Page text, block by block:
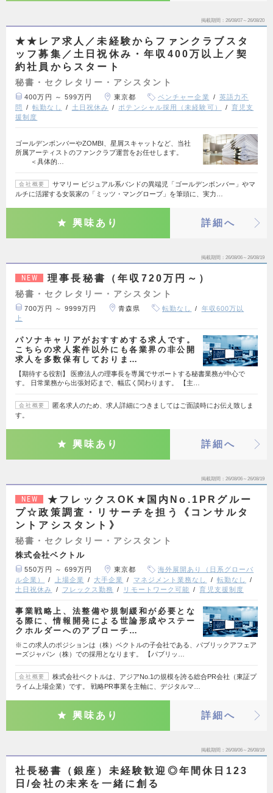
掲載期間 26/08/07～26/08/20
★★レア求人／未経験からファンクラブスタ
ッフ募集／土日祝休み・年収400万以上／契
約社員からスタート
秘書・セクレタリー・アシスタント
400万円 ～ 599万円 東京都 ベンチャー企業
英語力不
問
転勤なし 土日祝休み ポテンシャル採用（未経験可）
育児支
援制度
ゴールデンボンバーやZOMBI、星屑スキャットなど、当社
所属アーティストのファンクラブ運営をお任せします。
＜具体的…
会社概要
サマリー ビジュアル系バンドの異端児「ゴールデンボンバー」やマ
ルチに活躍する女装家の「ミッツ・マングローブ」を筆頭に、実力…
興味あり 詳細へ
掲載期間 26/08/06～26/08/19
NEW 理事長秘書（年収720万円～）
秘書・セクレタリー・アシスタント
700万円 ～ 9999万円 青森県 転勤なし
年収600万以
上
パソナキャリアがおすすめする求人です。
こちらの求人案件以外にも各業界の非公開
求人を多数保有しておりま…
【期待する役割】 医療法人の理事長を専属でサポートする秘書業務が中心で
す。 日常業務から出張対応まで、幅広く関わります。 【主…
会社概要
匿名求人のため、求人詳細につきましてはご面談時にお伝え致しま
す。
興味あり 詳細へ
掲載期間 26/08/06～26/08/19
NEW
★フレックスOK★国内No.1PRグルー
プ☆政策調査・リサーチを担う《コンサルタ
ントアシスタント》
秘書・セクレタリー・アシスタント
株式会社ベクトル
550万円 ～ 699万円 東京都
海外展開あり（日系グローバ
ル企業）
上場企業 大手企業 マネジメント業務なし
転勤なし
土日祝休み
フレックス勤務 リモートワーク可能 育児支援制度
事業戦略上、法整備や規制緩和が必要とな
る際に、情報開発による世論形成やステー
クホルダーへのアプローチ…
※この求人のポジションは（株）ベクトルの子会社である、パブリックアフェア
ーズジャパン（株）での採用となります。 【パブリッ…
会社概要
株式会社ベクトルは、アジアNo.1の規模を誇る総合PR会社（東証プ
ライム上場企業）です。 戦略PR事業を主軸に、デジタルマ…
興味あり 詳細へ
掲載期間 26/08/06～26/08/19
社長秘書（銀座）未経験歓迎◎年間休日123
日/会社の未来を一緒に創る